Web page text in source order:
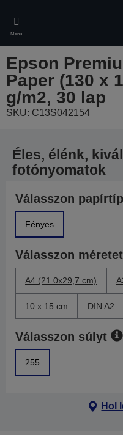
main
content
Menü
Epson
Paper (130 x
g/m2, 30 lap
SKU: C13S042154
Éles, élénk,
fotónyomatok
Válasszon
Fényes
Válasszon méretet
A4 (21.0x29,7 cm)
10 x 15 cm DIN A2
Válasszon súlyt
255
Hol